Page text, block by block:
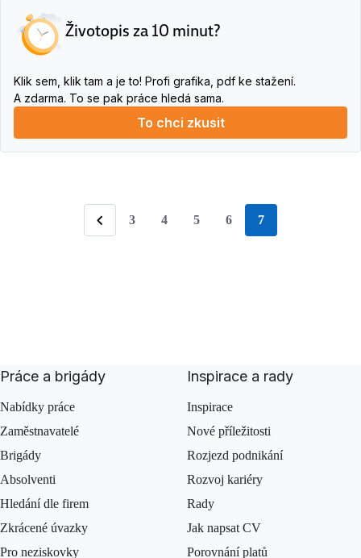
Životopis za 10 minut?
Klik sem, klik tam a je to! Profi grafika, pdf ke stažení.
A zdarma. To se pak práce hledá sama.
To chci zkusit
Předchozí
3 4 5 6 stránka
7
Práce a brigády
Nabídky práce
Zaměstnavatelé
Brigády
Absolventi
Hledání dle firem
Zkrácené úvazky
Pro neziskovky
Inspirace a rady
Inspirace
Nové příležitosti
Rozjezd podnikání
Rozvoj kariéry
Rady
Jak napsat CV
Porovnání platů